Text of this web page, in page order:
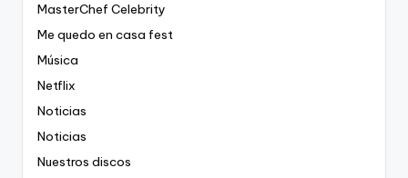
MasterChef Celebrity
Me quedo en casa fest
Música
Netflix
Noticias
Noticias
Nuestros discos